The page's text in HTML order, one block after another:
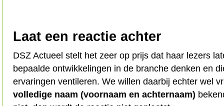
Laat een reactie achter
DSZ Actueel stelt het zeer op prijs dat haar lezers
bepaalde ontwikkelingen in de branche denken en
ervaringen ventileren. We willen daarbij echter wel
volledige naam (voornaam en achternaam)